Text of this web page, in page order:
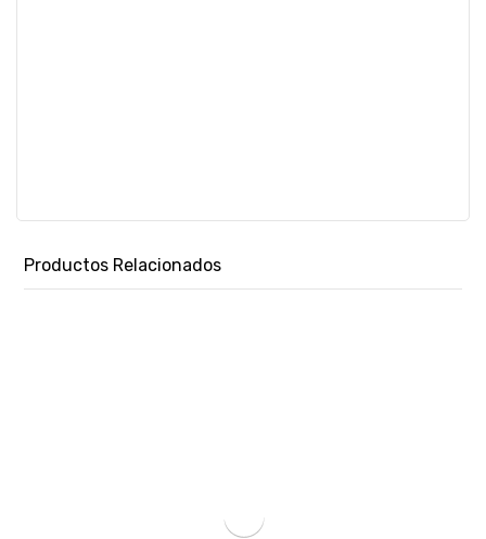
Productos Relacionados